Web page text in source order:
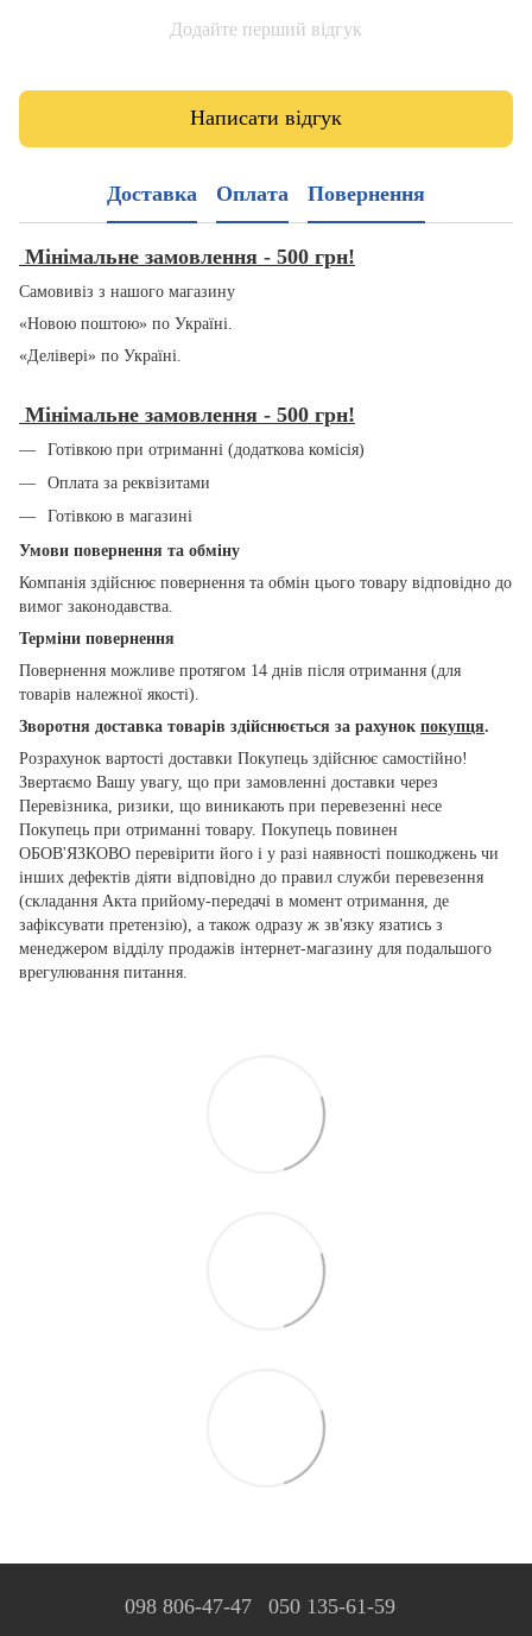
Додайте перший відгук
Написати відгук
Доставка Оплата Повернення
Мінімальне замовлення - 500 грн!
Самовивіз з нашого магазину
«Новою поштою» по Україні.
«Делівері» по Україні.
Мінімальне замовлення - 500 грн!
Готівкою при отриманні (додаткова комісія)
Оплата за реквізитами
Готівкою в магазині
Умови повернення та обміну
Компанія здійснює повернення та обмін цього товару відповідно до
вимог законодавства.
Терміни повернення
Повернення можливе протягом 14 днів після отримання (для
товарів належної якості).
Зворотня доставка товарів здійснюється за рахунок покупця.
Розрахунок вартості доставки Покупець здійснює самостійно!
Звертаємо Вашу увагу, що при замовленні доставки через
Перевізника, ризики, що виникають при перевезенні несе
Покупець при отриманні товару. Покупець повинен
ОБОВ'ЯЗКОВО перевірити його і у разі наявності пошкоджень чи
інших дефектів діяти відповідно до правил служби перевезення
(складання Акта прийому-передачі в момент отримання, де
зафіксувати претензію), а також одразу ж зв'язку язатись з
менеджером відділу продажів інтернет-магазину для подальшого
врегулювання питання.
098 806-47-47 050 135-61-59